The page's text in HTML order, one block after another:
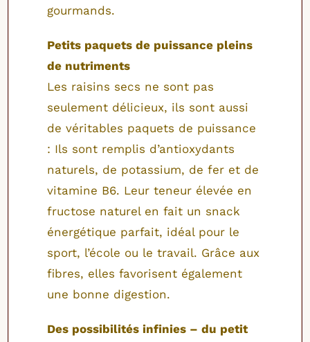
gourmands.
Petits paquets de puissance pleins
de nutriments
Les raisins secs ne sont pas
seulement délicieux, ils sont aussi
de véritables paquets de puissance
: Ils sont remplis d’antioxydants
naturels, de potassium, de fer et de
vitamine B6. Leur teneur élevée en
fructose naturel en fait un snack
énergétique parfait, idéal pour le
sport, l’école ou le travail. Grâce aux
fibres, elles favorisent également
une bonne digestion.
Des possibilités infinies – du petit